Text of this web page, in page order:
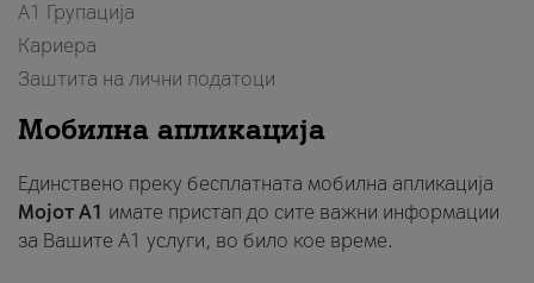
А1 Групација
Кариера
Заштита на лични податоци
Мобилна апликација
Единствено преку бесплатната мобилна апликација
Мојот A1 имате пристап до сите важни информации
за Вашите A1 услуги, во било кое време.